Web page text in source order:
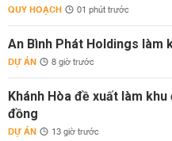
QUY HOẠCH 01 phút trước
An Bình Phát Holdings làm
DỰ ÁN 8 giờ trước
Khánh Hòa đề xuất làm
đồng
DỰ ÁN 13 giờ trước